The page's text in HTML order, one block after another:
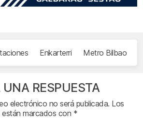
Enkarterri Metro Bilbao
UNA RESPUESTA
electrónico no será publicada. Los
marcados con *